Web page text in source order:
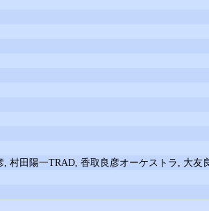
村田陽一TRAD, 香取良彦オーケストラ, 大友